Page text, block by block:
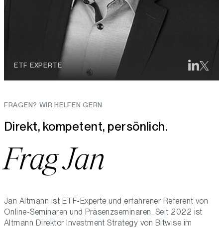
ETF EXPERTE
FRAGEN? WIR HELFEN GERN
Direkt, kompetent, persönlich.
Frag Jan
Jan Altmann ist ETF-Experte und erfahrener Referent von
Online-Seminaren und Präsenzseminaren. Seit 2022 ist
Altmann Direktor Investment Strategy von Bitwise im